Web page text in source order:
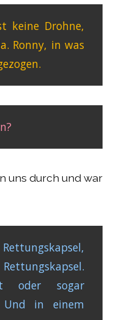
keine Drohne,
Ronny, in was
uns durch und war
oder sogar
Und in einem